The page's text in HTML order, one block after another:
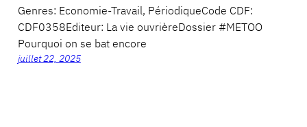
Genres: Economie-Travail, PériodiqueCode CDF:
CDF0358Editeur: La vie ouvrièreDossier #METOO
Pourquoi on se bat encore
juillet 22, 2025